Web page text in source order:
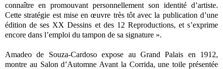
connaître en promouvant personnellement son identité d’artiste.
Cette stratégie est mise en œuvre très tôt avec la publication d’une
édition de ses XX Dessins et des 12 Reproductions, et s’exprime
encore dans l’emploi du tampon de sa signature ».
Amadeo de Souza-Cardoso expose au Grand Palais en 1912,
montre au Salon d’Automne Avant la Corrida, une toile présentée